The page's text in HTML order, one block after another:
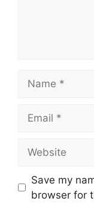
Save my
browser for